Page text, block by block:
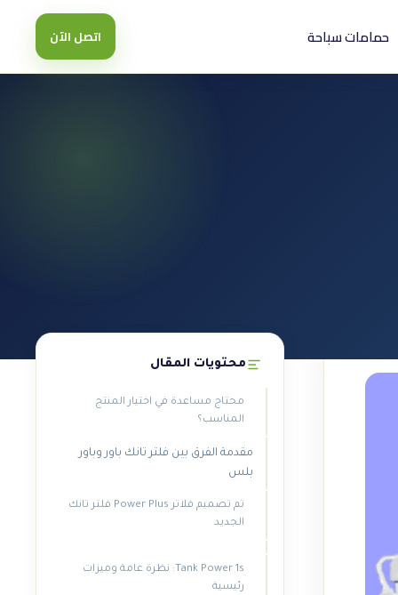
حمامات سباحة اتصل الآن
محتويات المقال
محتاج مساعدة في اختيار المنتج
المناسب؟
مقدمة الفرق بين فلتر تانك باور وباور
بلس
تم تصميم فلاتر Power Plus فلتر تانك
الجديد
Tank Power 1s: نظرة عامة وميزات
رئيسية